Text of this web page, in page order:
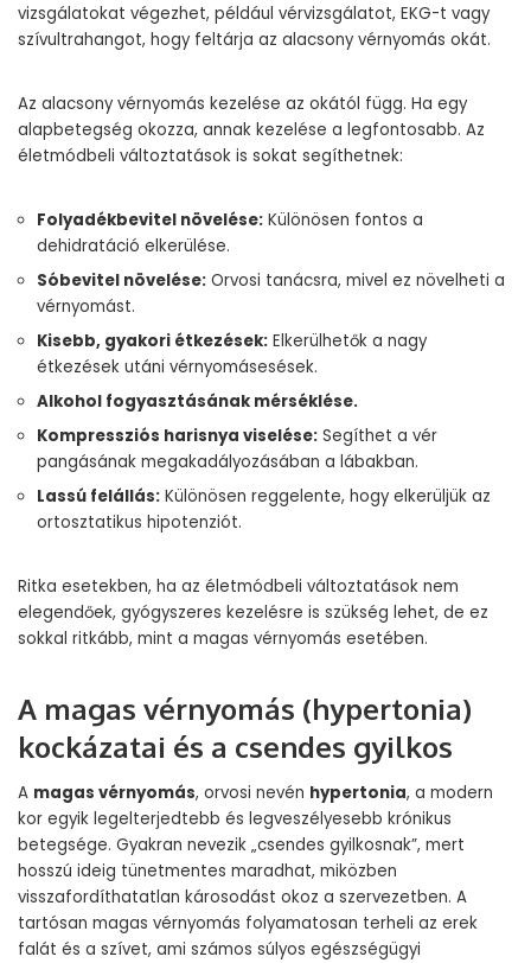
vizsgálatokat végezhet, például vérvizsgálatot, EKG-t vagy
szívultrahangot, hogy feltárja az alacsony vérnyomás okát.
Az alacsony vérnyomás kezelése az okától függ. Ha egy
alapbetegség okozza, annak kezelése a legfontosabb. Az
életmódbeli változtatások is sokat segíthetnek:
Folyadékbevitel növelése: Különösen fontos a
dehidratáció elkerülése.
Sóbevitel növelése: Orvosi tanácsra, mivel ez növelheti a
vérnyomást.
Kisebb, gyakori étkezések: Elkerülhetők a nagy
étkezések utáni vérnyomásesések.
Alkohol fogyasztásának mérséklése.
Kompressziós harisnya viselése: Segíthet a vér
pangásának megakadályozásában a lábakban.
Lassú felállás: Különösen reggelente, hogy elkerüljük az
ortosztatikus hipotenziót.
Ritka esetekben, ha az életmódbeli változtatások nem
elegendőek, gyógyszeres kezelésre is szükség lehet, de ez
sokkal ritkább, mint a magas vérnyomás esetében.
A magas vérnyomás (hypertonia)
kockázatai és a csendes gyilkos
A magas vérnyomás, orvosi nevén hypertonia, a modern
kor egyik legelterjedtebb és legveszélyesebb krónikus
betegsége. Gyakran nevezik „csendes gyilkosnak”, mert
hosszú ideig tünetmentes maradhat, miközben
visszafordíthatatlan károsodást okoz a szervezetben. A
tartósan magas vérnyomás folyamatosan terheli az erek
falát és a szívet, ami számos súlyos egészségügyi